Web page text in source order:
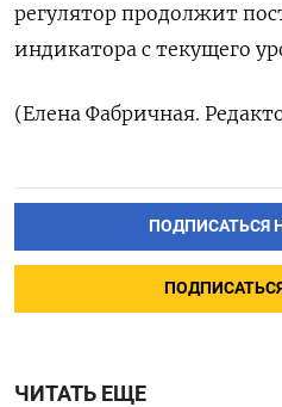
регулятор продолжит
индикатора с текущего
(Елена Фабричная.
ПОДПИСАТЬСЯ
ПОДПИСАТЬСЯ
ЧИТАТЬ ЕЩЕ